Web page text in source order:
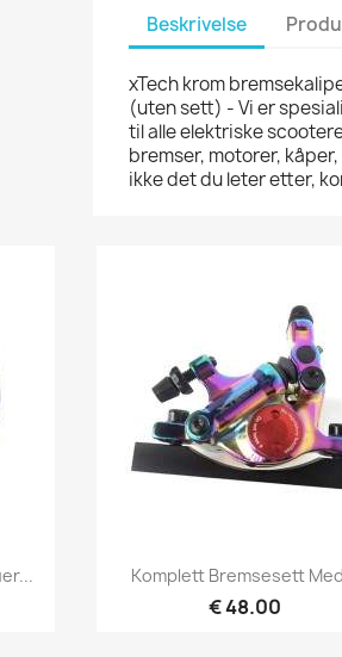
Beskrivelse
xTech krom
(uten sett) - Vi er
til alle elektriske
bremser, motorer,
ikke det du leter etter,
Hurtigvisning
Komplett Bremsesett
€ 48.00